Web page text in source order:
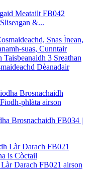
Meatailt FB042
&...
Dèanadair
Brosnachaidh FB034 |
Làr Darach FB021 airson